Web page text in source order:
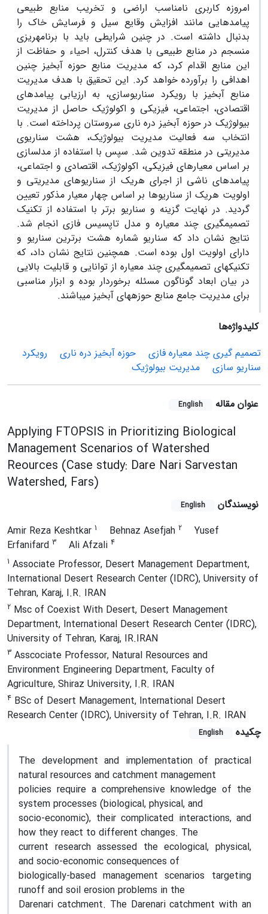
امروزه کاربری نامناسب اراضی و تخریب منابع طبیعی
پیامدهایی مانند افزایش وقایع سیل و فرسایش خاک را
بدنبال داشته است. در چنین شرایطی باید با برنامه­ریزی
منسجم در منابع طبیعی با هدف کنترل، احیاء و حفاظت از
این منابع اقدام کرد، که مدیریت منابع حوزه آبخیز چنین
اهدافی را برآورده خواهد کرد. این تحقیق با هدف مدیریت
منابع آبخیز با رویکرد سناریوسازی، به ارزیابی پیامدهای
اقتصادی، اجتماعی، فیزیکی و اکولوژیک حاصل از مدیریت
بیولوژیک در حوزه آبخیز دره ناری سروستان پرداخته است. با
انتخاب سه فعالیت مدیریت بیولوژیک، هشت سناریوی
مدیریتی در منطقه تدوین شد. سپس با استفاده از مدل­سازی
بر اساس معیارهای فیزیکی، اکولوژیک، اقتصادی و اجتماعی،
پیامدهای ناشی از اجرای هریک از سناریوهای مدیریتی و
اولویت هریک از سناریوها بر اساس چهار معیار مذکور تعیین
گردید. در نهایت گزینه و سناریو برتر با استفاده از تکنیک
تصمیم­گیری چند معیاره و مدل تاپسیس فازی انجام شد.
نتایج نشان داد که سناریو شماره هشت برترین سناریو و
دارای اولویت اول بوده است. همچنین نتایج نشان داد، که
تکنیک­های تصمیم­گیری چند معیاره از توانایی و قابلیت بالایی
در بیان ابعاد گوناگون مسئله برخوردار بوده و ابزار مناسبی
برای مدیریت جامع منابع حوزه­های آبخیز می­باشند.
کلیدواژه‌ها
تصمیم گیری چند معیاره فازی
حوزه آبخیز دره ناری
رویکرد
سناریو سازی
مدیریت بیولوژیک
عنوان مقاله English
Applying FTOPSIS in Prioritizing Biological
Management Scenarios of Watershed
Reources (Case study: Dare Nari Sarvestan
Watershed, Fars)
نویسندگان English
Amir Reza Keshtkar 1 Behnaz Asefjah 2
Yusef
Erfanifard 3 Ali Afzali 4
1 Associate Professor, Desert Management Department,
International Desert Research Center (IDRC), University of
Tehran, Karaj, I.R. IRAN
2 Msc of Coexist With Desert, Desert Management
Department, International Desert Research Center (IDRC),
University of Tehran, Karaj, IR.IRAN
3 Asscociate Professor, Natural Resources and
Environment Engineering Department, Faculty of
Agriculture, Shiraz University, I.R. IRAN
4 BSc of Desert Management, International Desert
Research Center (IDRC), University of Tehran, I.R. IRAN
چکیده
English
The development and implementation of practical
natural resources and catchment management
policies require a comprehensive knowledge of the
system processes (biological, physical, and
socio-economic), their complicated interactions, and
how they react to different changes. The
current research assessed the ecological, physical,
and socio-economic consequences of
biologically-based management scenarios targeting
runoff and soil erosion problems in the
Darenari catchment. The Darenari catchment with an